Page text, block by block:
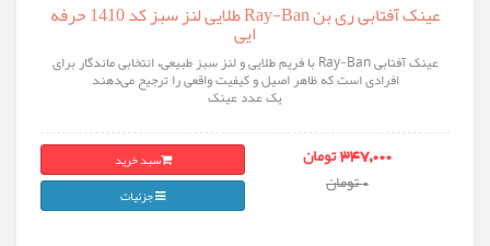
عینک آفتابی ری‌ بن Ray-Ban طلایی لنز سبز کد 1410 حرفه
ایی
عینک آفتابی Ray-Ban با فریم طلایی و لنز سبز طبیعی، انتخابی ماندگار برای
افرادی است که ظاهر اصیل و کیفیت واقعی را ترجیح می‌دهند
یک عدد عینک
347,000 تومان
0 تومان
سبد خرید
جزئیات